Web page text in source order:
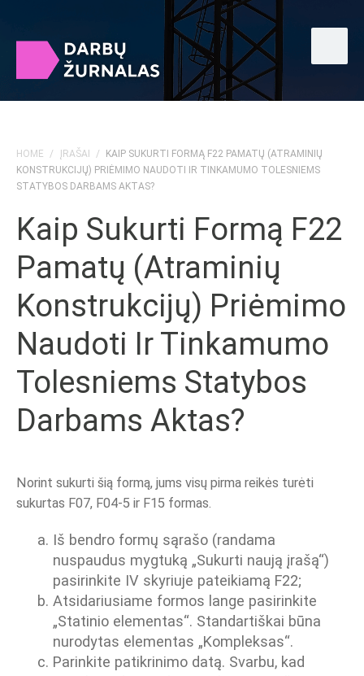
HOME / ĮRAŠAI /
KAIP SUKURTI FORMĄ F22 PAMATŲ (ATRAMINIŲ
KONSTRUKCIJŲ) PRIĖMIMO NAUDOTI IR TINKAMUMO TOLESNIEMS
STATYBOS DARBAMS AKTAS?
Kaip Sukurti Formą F22
Pamatų (atraminių
Konstrukcijų) Priėmimo
Naudoti Ir Tinkamumo
Tolesniems Statybos
Darbams Aktas?
Norint sukurti šią formą, jums visų pirma reikės turėti
sukurtas F07, F04-5 ir F15 formas.
Iš bendro formų sąrašo (randama
nuspaudus mygtuką „Sukurti naują įrašą“)
pasirinkite IV skyriuje pateikiamą F22;
Atsidariusiame formos lange pasirinkite
„Statinio elementas“. Standartiškai būna
nurodytas elementas „Kompleksas“.
Parinkite patikrinimo datą. Svarbu, kad